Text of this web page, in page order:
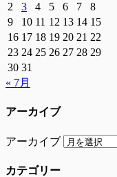
2
3 4 5 6 7
8
9
10 11 12 13 14 15
16 17 18 19 20 21 22
23 24 25 26 27 28 29
30 31
« 7月
アーカイブ
アーカイブ
カテゴリー